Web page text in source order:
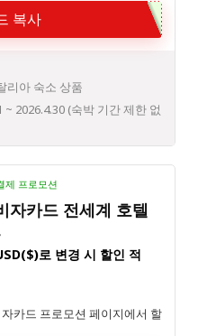
복사
리아 숙소 상품
2026.4.30 (숙박 기간 제한 없
제 프로모션
자카드 전세계 호텔
로 변경 시 할인 적
카드 프로모션 페이지에서 할